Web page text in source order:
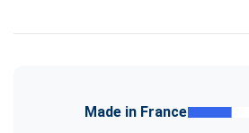
Made in France